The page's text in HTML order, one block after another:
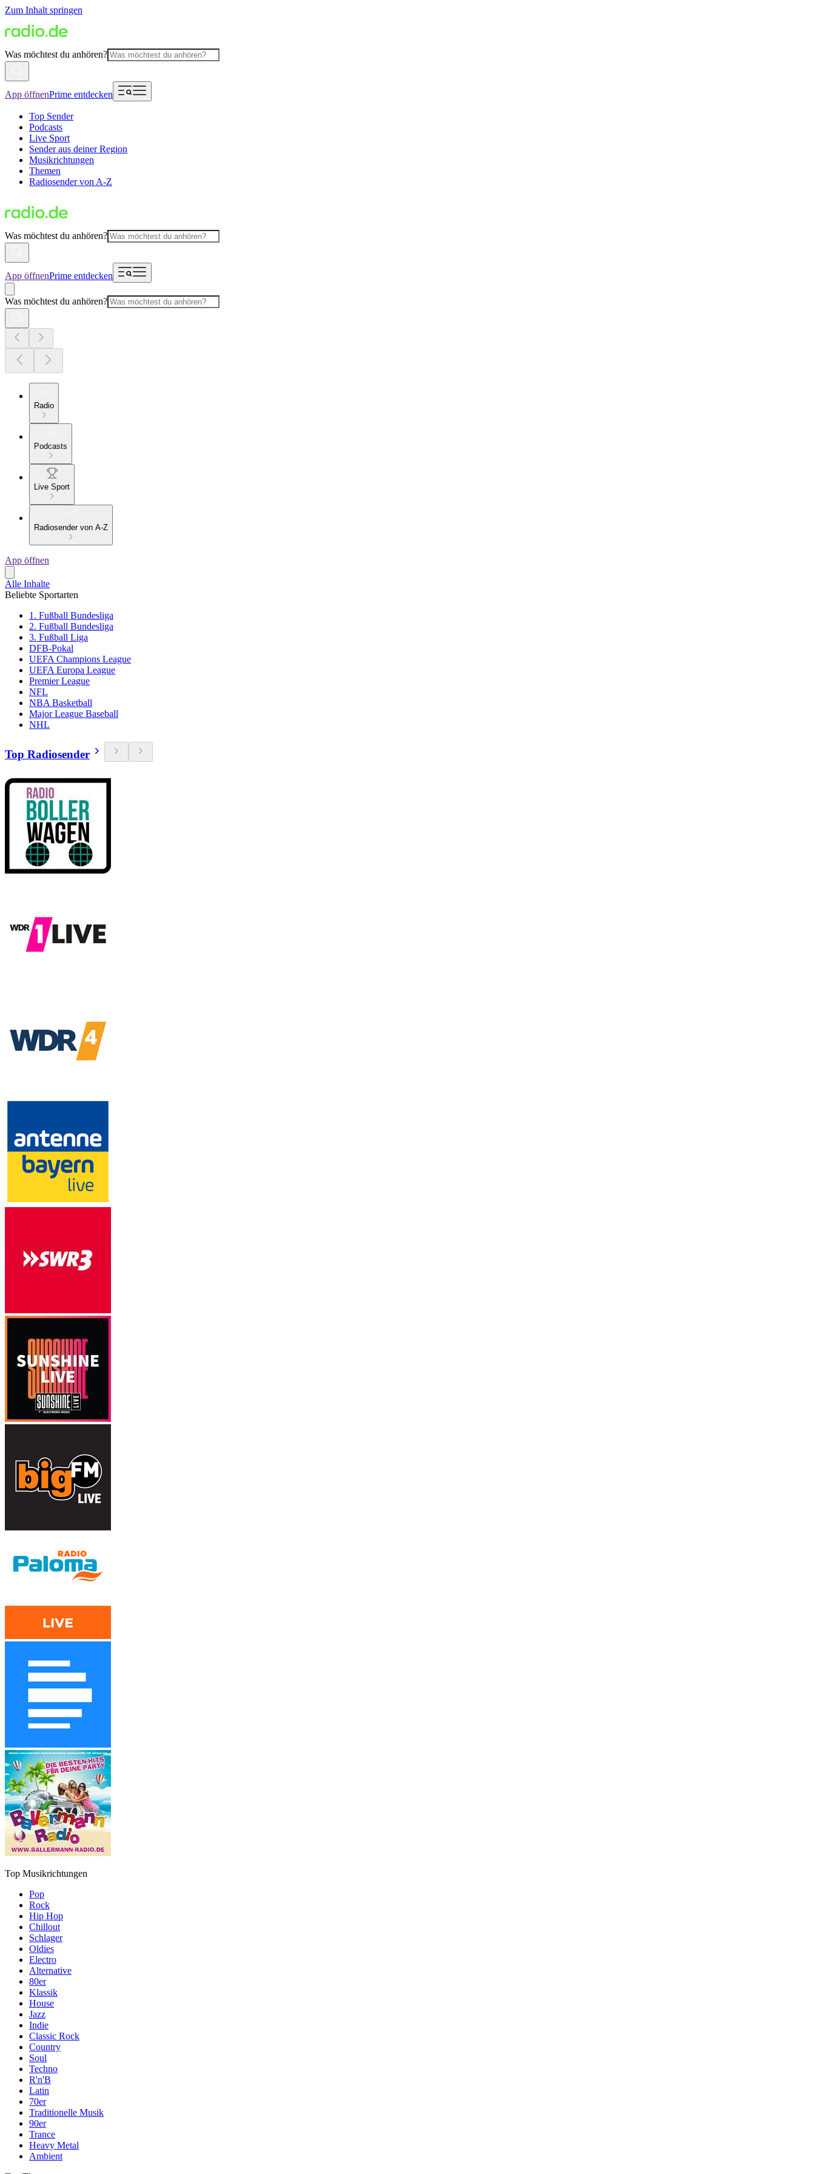
Zum Inhalt springen
Was möchtest du anhören?
App öffnenPrime entdecken
Top Sender
Podcasts
Live Sport
Sender aus deiner Region
Musikrichtungen
Themen
Radiosender von A-Z
Was möchtest du anhören?
App öffnenPrime entdecken
Was möchtest du anhören?
Radio
Podcasts
Live Sport
Radiosender von A-Z
App öffnen
Alle Inhalte
Beliebte Sportarten
1. Fußball Bundesliga
2. Fußball Bundesliga
3. Fußball Liga
DFB-Pokal
UEFA Champions League
UEFA Europa League
Premier League
NFL
NBA Basketball
Major League Baseball
NHL
Top Radiosender
Top Musikrichtungen
Pop
Rock
Hip Hop
Chillout
Schlager
Oldies
Electro
Alternative
80er
Klassik
House
Jazz
Indie
Classic Rock
Country
Soul
Techno
R'n'B
Latin
70er
Traditionelle Musik
90er
Trance
Heavy Metal
Ambient